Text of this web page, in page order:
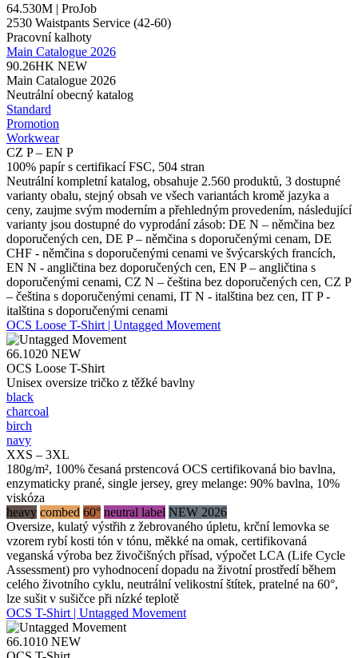
64.530M | ProJob
2530 Waistpants Service (42-60)
Pracovní kalhoty
Main Catalogue 2026
90.26HK NEW
Main Catalogue 2026
Neutrální obecný katalog
Standard
Promotion
Workwear
CZ P – EN P
100% papír s certifikací FSC, 504 stran
Neutrální kompletní katalog, obsahuje 2.560 produktů, 3 dostupné
varianty obalu, stejný obsah ve všech variantách kromě jazyka a
ceny, zaujme svým moderním a přehledným provedením, následující
varianty jsou dostupné do vyprodání zásob: DE N – němčina bez
doporučených cen, DE P – němčina s doporučenými cenam, DE
CHF - němčina s doporučenými cenami ve švýcarských francích,
EN N - angličtina bez doporučených cen, EN P – angličtina s
doporučenými cenami, CZ N – čeština bez doporučených cen, CZ P
– čeština s doporučenými cenami, IT N - italština bez cen, IT P -
italština s doporučenými cenami
OCS Loose T-Shirt | Untagged Movement
66.1020 NEW
OCS Loose T-Shirt
Unisex oversize tričko z těžké bavlny
black
charcoal
birch
navy
XXS – 3XL
180g/m², 100% česaná prstencová OCS certifikovaná bio bavlna,
enzymaticky prané, single jersey, grey melange: 90% bavlna, 10%
viskóza
heavy combed 60° neutral label NEW 2026
Oversize, kulatý výstřih z žebrovaného úpletu, krční lemovka se
vzorem rybí kosti tón v tónu, měkké na omak, certifikovaná
veganská výroba bez živočišných přísad, výpočet LCA (Life Cycle
Assessment) pro vyhodnocení dopadu na životní prostředí během
celého životního cyklu, neutrální velikostní štítek, pratelné na 60°,
lze sušit v sušičce při nízké teplotě
OCS T-Shirt | Untagged Movement
66.1010 NEW